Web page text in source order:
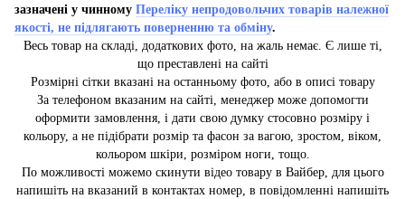
зазначені у чинному Переліку непродовольчих товарів належної
якості, не підлягають поверненню та обміну.
Весь товар на складі, додаткових фото, на жаль немає. Є лише ті,
що преставлені на сайті
Розмірні сітки вказані на останньому фото, або в описі товару
За телефоном вказаним на сайті, менеджер може допомогти
оформити замовлення, і дати свою думку стосовно розміру і
кольору, а не підібрати розмір та фасон за вагою, зростом, віком,
кольором шкіри, розміром ноги, тощо.
По можливості можемо скинути відео товару в Вайбер, для цього
напишіть на вказаний в контактах номер, в повідомленні напишіть